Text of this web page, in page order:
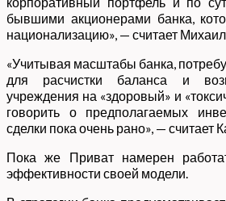
бывшими акционерами банка,
национализацию», — считает
«Учитывая масштабы банка,
для расчистки баланса и
учреждения на «здоровый» и
говорить о предполагаемых
сделки пока очень рано», — считает
Пока же Приват намерен
эффективности своей модели.